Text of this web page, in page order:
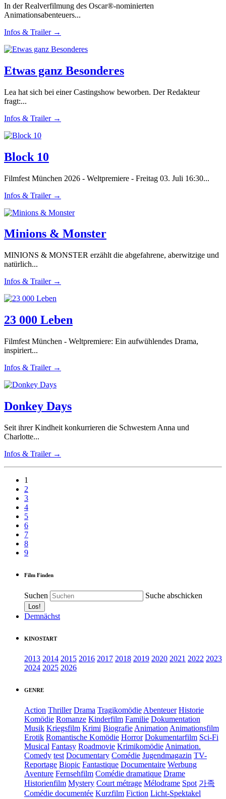
In der Realverfilmung des Oscar®-nominierten
Animationsabenteuers...
Infos & Trailer →
Etwas ganz Besonderes
Lea hat sich bei einer Castingshow beworben. Der Redakteur
fragt:...
Infos & Trailer →
Block 10
Filmfest München 2026 - Weltpremiere - Freitag 03. Juli 16:30...
Infos & Trailer →
Minions & Monster
MINIONS & MONSTER erzählt die abgefahrene, aberwitzige und
natürlich...
Infos & Trailer →
23 000 Leben
Filmfest München - Weltpremiere: Ein aufwühlendes Drama,
inspiriert...
Infos & Trailer →
Donkey Days
Seit ihrer Kindheit konkurrieren die Schwestern Anna und
Charlotte...
Infos & Trailer →
1
2
3
4
5
6
7
8
9
Film Finden
Suchen Suche abschicken
Demnächst
KINOSTART
2013 2014 2015 2016 2017 2018 2019 2020 2021 2022 2023
2024 2025 2026
GENRE
Action Thriller Drama Tragikomödie Abenteuer Historie
Komödie Romanze Kinderfilm Familie Dokumentation
Musik Kriegsfilm Krimi Biografie Animation Animationsfilm
Erotik Romantische Komödie Horror Dokumentarfilm Sci-Fi
Musical Fantasy Roadmovie Krimikomödie Animation.
Comedy test Documentary Comédie Jugendmagazin TV-
Reportage Biopic Fantastique Documentaire Werbung
Aventure Fernsehfilm Comédie dramatique Drame
Historienfilm Mystery Court métrage Mélodrame Spot 가족
Comédie documentée Kurzfilm Fiction Licht-Spektakel